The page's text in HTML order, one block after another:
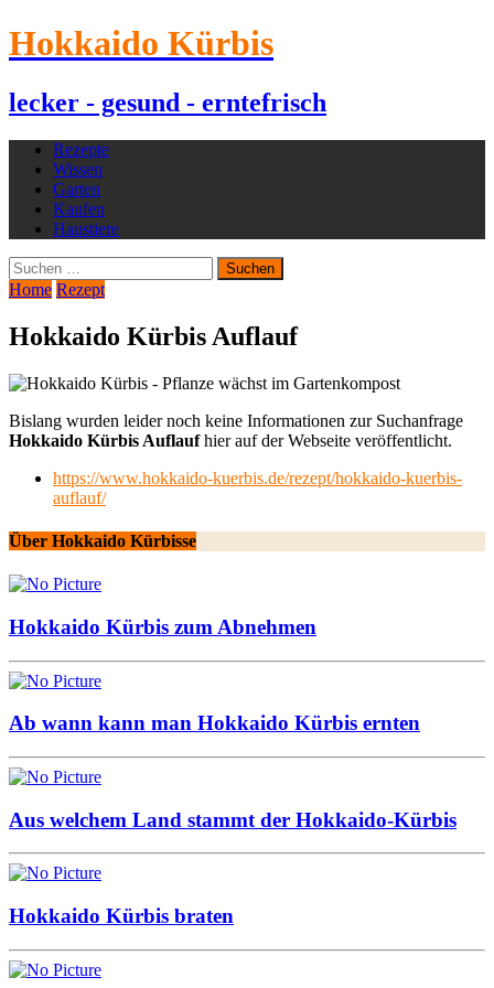
Hokkaido Kürbis
lecker - gesund - erntefrisch
Rezepte
Wissen
Garten
Kaufen
Haustiere
Suchen
nach:
Home Rezept
Hokkaido Kürbis Auflauf
Bislang wurden leider noch keine Informationen zur Suchanfrage
Hokkaido Kürbis Auflaufhier auf der Webseite veröffentlicht.
https://www.hokkaido-kuerbis.de/rezept/hokkaido-kuerbis-
auflauf/
Über Hokkaido Kürbisse
Hokkaido Kürbis zum Abnehmen
Ab wann kann man Hokkaido Kürbis ernten
Aus welchem Land stammt der Hokkaido-Kürbis
Hokkaido Kürbis braten